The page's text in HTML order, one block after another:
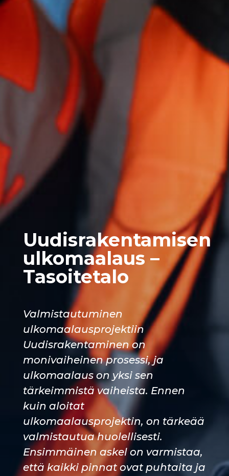
Uudisrakentamisen
ulkomaalaus –
Tasoitetalo
Valmistautuminen
ulkomaalausprojektiin
Uudisrakentaminen on
monivaiheinen prosessi, ja
ulkomaalaus on yksi sen
tärkeimmistä vaiheista. Ennen
kuin aloitat
ulkomaalausprojektin, on tärkeää
valmistautua huolellisesti.
Ensimmäinen askel on varmistaa,
että kaikki pinnat ovat puhtaita ja